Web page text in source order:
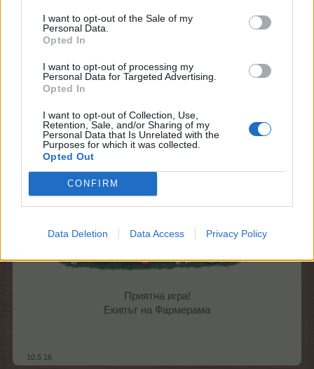
I want to opt-out of the Sale of my
Personal Data.
Opted In
I want to opt-out of processing my
Personal Data for Targeted Advertising.
Opted In
I want to opt-out of Collection, Use,
Retention, Sale, and/or Sharing of my
Personal Data that Is Unrelated with the
Purposes for which it was collected.
Opted Out
CONFIRM
Data Deletion Data Access Privacy Policy
Начало: 11 май 2016 в 15:00 ч.
Повече информация -
Дискусия -"Викингска сага"
Приятна игра!
Екипът на Фармерама​
10.5.16